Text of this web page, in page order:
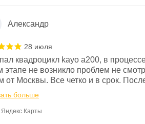
Александр
28 июля
квадроцикл kayo a200, в
этапе не возникло проблем не
от Москвы. Все четко и в срок.
всегда был 0, при этом
были на связи и в итоге
что это говорит о небезразличии к
больше